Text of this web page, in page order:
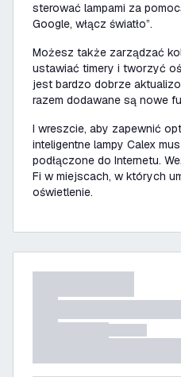
sterować lampami za
Google, włącz światło”.
Możesz także zarządzać
ustawiać timery i tworzyć
jest bardzo dobrze
razem dodawane są nowe
I wreszcie, aby zapewnić
inteligentne lampy Calex
podłączone do Internetu.
Fi w miejscach, w których
oświetlenie.